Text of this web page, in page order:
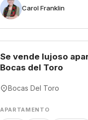
Carol Franklin
Se vende lujoso
Bocas del Toro
Bocas Del Toro
APARTAMENTO